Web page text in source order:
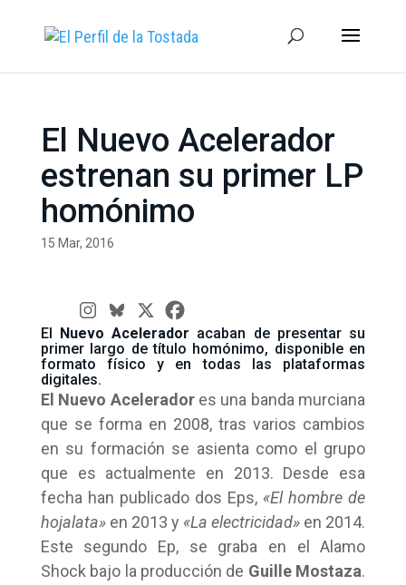
El Nuevo Acelerador
estrenan su primer LP
homónimo
15 Mar, 2016
El Nuevo Acelerador acaban de presentar su
primer largo de título homónimo, disponible en
formato físico y en todas las plataformas
digitales.
El Nuevo Acelerador es una banda murciana
que se forma en 2008, tras varios cambios
en su formación se asienta como el grupo
que es actualmente en 2013. Desde esa
fecha han publicado dos Eps, «El hombre de
hojalata»en 2013 y «La electricidad» en 2014.
Este segundo Ep, se graba en el Alamo
Shock bajo la producción de Guille Mostaza.